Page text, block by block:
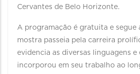
Cervantes de Belo Horizonte.
A programação é gratuita e segue
mostra passeia pela carreira
evidencia as diversas linguagens e
incorporou em seu trabalho ao